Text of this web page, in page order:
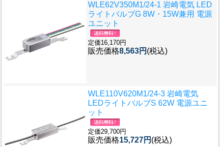
WLE62V350M1/24-1 岩崎電気 LED
ライトバルブG 8W・15W兼用 電源
ユニット
定価16,170円
販売価格8,563円 (税込)
WLE110V620M1/24-3 岩崎電気
LEDライトバルブS 62W 電源ユニ
ット
定価29,700円
販売価格15,727円 (税込)